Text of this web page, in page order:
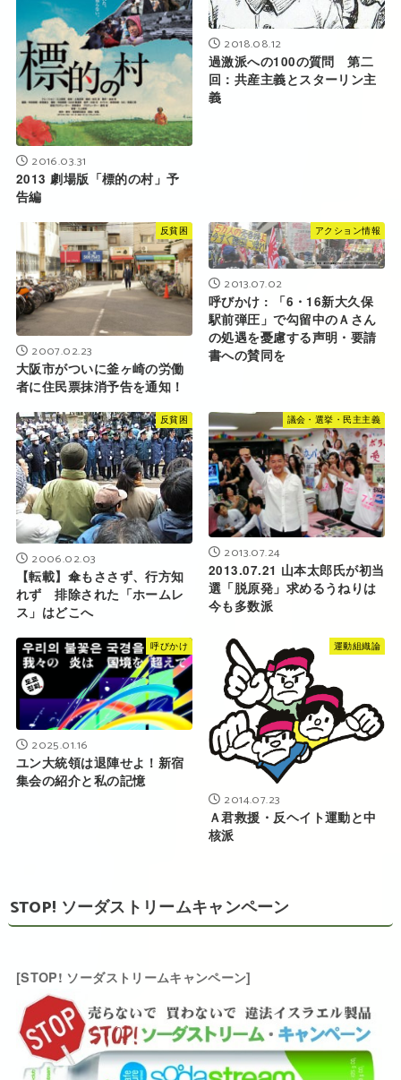
2016.03.31
2013 劇場版「標的の村」予
告編
2018.08.12
過激派への100の質問 第二
回：共産主義とスターリン主
義
反貧困
2007.02.23
大阪市がついに釜ヶ崎の労働
者に住民票抹消予告を通知！
アクション情報
2013.07.02
呼びかけ : 「6・16新大久保
駅前弾圧」で勾留中のＡさん
の処遇を憂慮する声明・要請
書への賛同を
反貧困
2006.02.03
【転載】傘もささず、行方知
れず 排除された「ホームレ
ス」はどこへ
議会・選挙・民主主義
2013.07.24
2013.07.21 山本太郎氏が初当
選「脱原発」求めるうねりは
今も多数派
呼びかけ
2025.01.16
ユン大統領は退陣せよ！新宿
集会の紹介と私の記憶
運動組織論
2014.07.23
Ａ君救援・反ヘイト運動と中
核派
STOP! ソーダストリームキャンペーン
[STOP! ソーダストリームキャンペーン]